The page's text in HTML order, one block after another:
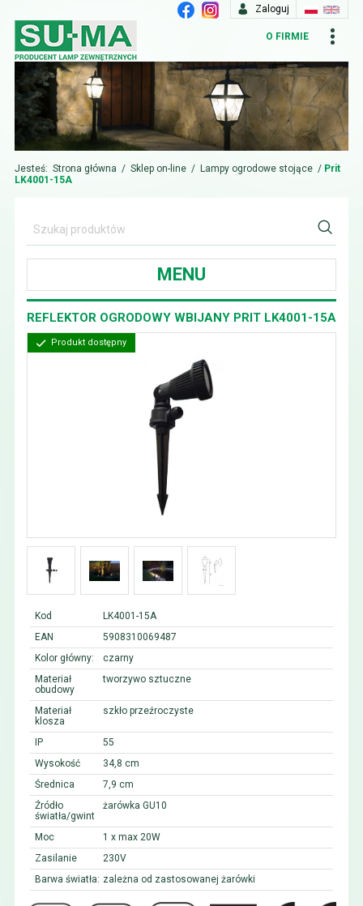
Zaloguj
O FIRMIE
Jesteś: Strona główna / Sklep on-line / Lampy ogrodowe stojące / Prit
LK4001-15A
MENU
REFLEKTOR OGRODOWY WBIJANY PRIT LK4001-15A
Produkt dostępny
Kod
LK4001-15A
EAN
5908310069487
Kolor główny:
czarny
Materiał
obudowy
tworzywo sztuczne
Materiał
klosza
szkło przeźroczyste
IP
55
Wysokość
34,8 cm
Średnica
7,9 cm
Źródło
światła/gwint
żarówka GU10
Moc
1 x max 20W
Zasilanie
230V
Barwa światła: zależna od zastosowanej żarówki